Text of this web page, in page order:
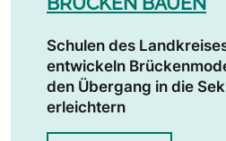
Schulen des
entwickeln
den Übergang in die
erleichtern